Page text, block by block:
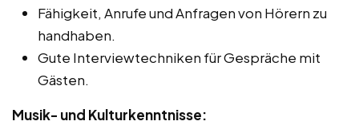
Fähigkeit, Anrufe und Anfragen von Hörern zu
handhaben.
Gute Interviewtechniken für Gespräche mit
Gästen.
Musik- und Kulturkenntnisse: